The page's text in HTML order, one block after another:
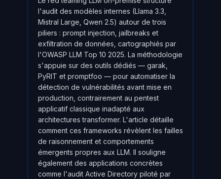
l'audit des modèles internes (Llama 3.3,
Mistral Large, Qwen 2.5) autour de trois
piliers : prompt injection, jailbreaks et
exfiltration de données, cartographiés par
l'OWASP LLM Top 10 2025. La méthodologie
s'appuie sur des outils dédiés — garak,
PyRIT et promptfoo — pour automatiser la
détection de vulnérabilités avant mise en
production, contrairement au pentest
applicatif classique inadapté aux
architectures transformer. L'article détaille
comment ces frameworks révèlent les failles
de raisonnement et comportements
émergents propres aux LLM. Il souligne
également des applications concrètes
comme l'audit Active Directory piloté par